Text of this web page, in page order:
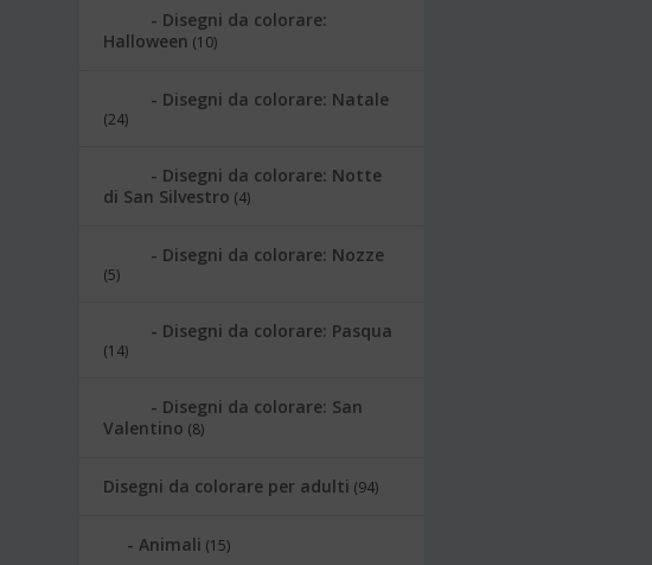
Disegni da colorare:
Halloween (10)
Disegni da colorare: Natale
(24)
Disegni da colorare: Notte
di San Silvestro (4)
Disegni da colorare: Nozze
(5)
Disegni da colorare: Pasqua
(14)
Disegni da colorare: San
Valentino (8)
Disegni da colorare per adulti (94)
Animali (15)